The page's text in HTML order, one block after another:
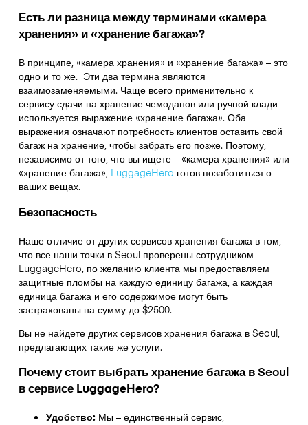
Есть ли разница между терминами «камера
хранения» и «хранение багажа»?
В принципе, «камера хранения» и «хранение багажа» – это
одно и то же. Эти два термина являются
взаимозаменяемыми. Чаще всего применительно к
сервису сдачи на хранение чемоданов или ручной клади
используется выражение «хранение багажа». Оба
выражения означают потребность клиентов оставить свой
багаж на хранение, чтобы забрать его позже. Поэтому,
независимо от того, что вы ищете – «камера хранения» или
«хранение багажа»,LuggageHero готов позаботиться о
ваших вещах.
Безопасность
Наше отличие от других сервисов хранения багажа в том,
чтовсе наши точки в Seoulпроверены сотрудником
LuggageHero, по желанию клиента мы предоставляем
защитные пломбы на каждую единицу багажа, а каждая
единица багажа и его содержимое могут быть
застрахованы на сумму до $2500.
Вы не найдете других сервисов хранения багажа в Seoul,
предлагающих такие же услуги.
Почему стоит выбрать хранение багажа вSeoul
в сервисе LuggageHero?
Удобство: Мы – единственный сервис,